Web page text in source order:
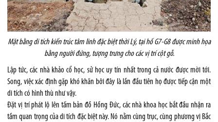
Mặt bằng di tích kiến trúc tâm linh đặc biệt thời Lý, tại hố G7-G8 được minh họa
bằng người đứng, tượng trưng cho các vị trí cột gỗ.
Lập tức, các nhà khảo cổ học, sử học uy tín nhất trong cả nước được mời tới.
Song, việc xác định gặp khó khăn bởi đây là lần đầu tiên họ được tiếp cận một
di tích có hình thù như vậy.
Đặt vị trí phát lộ lên tấm bản đồ Hồng Đức, các nhà khoa học bắt đầu nhận ra
tầm quan trọng của di tích đặc biệt này. Nó nằm cùng trục, cùng phương vị Bắc